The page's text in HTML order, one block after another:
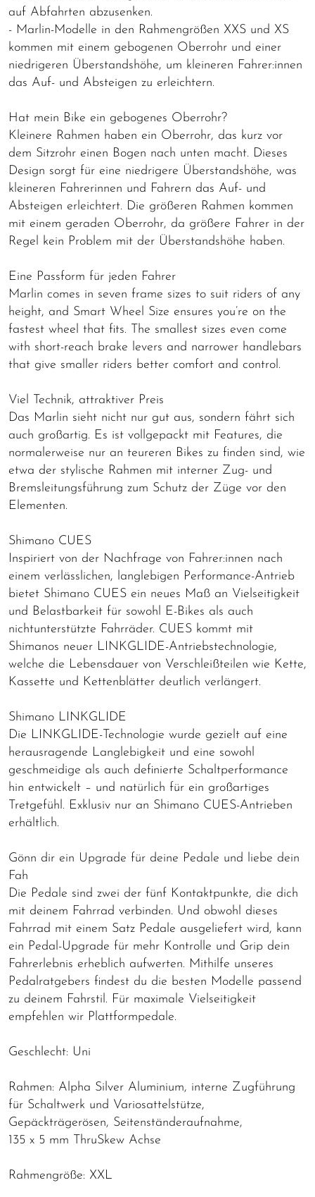
auf Abfahrten abzusenken.
- Marlin-Modelle in den Rahmengrößen XXS und XS
kommen mit einem gebogenen Oberrohr und einer
niedrigeren Überstandshöhe, um kleineren Fahrer:innen
das Auf- und Absteigen zu erleichtern.
Hat mein Bike ein gebogenes Oberrohr?
Kleinere Rahmen haben ein Oberrohr, das kurz vor
dem Sitzrohr einen Bogen nach unten macht. Dieses
Design sorgt für eine niedrigere Überstandshöhe, was
kleineren Fahrerinnen und Fahrern das Auf- und
Absteigen erleichtert. Die größeren Rahmen kommen
mit einem geraden Oberrohr, da größere Fahrer in der
Regel kein Problem mit der Überstandshöhe haben.
Eine Passform für jeden Fahrer
Marlin comes in seven frame sizes to suit riders of any
height, and Smart Wheel Size ensures you’re on the
fastest wheel that fits. The smallest sizes even come
with short-reach brake levers and narrower handlebars
that give smaller riders better comfort and control.
Viel Technik, attraktiver Preis
Das Marlin sieht nicht nur gut aus, sondern fährt sich
auch großartig. Es ist vollgepackt mit Features, die
normalerweise nur an teureren Bikes zu finden sind, wie
etwa der stylische Rahmen mit interner Zug- und
Bremsleitungsführung zum Schutz der Züge vor den
Elementen.
Shimano CUES
Inspiriert von der Nachfrage von Fahrer:innen nach
einem verlässlichen, langlebigen Performance-Antrieb
bietet Shimano CUES ein neues Maß an Vielseitigkeit
und Belastbarkeit für sowohl E-Bikes als auch
nichtunterstützte Fahrräder. CUES kommt mit
Shimanos neuer LINKGLIDE-Antriebstechnologie,
welche die Lebensdauer von Verschleißteilen wie Kette,
Kassette und Kettenblätter deutlich verlängert.
Shimano LINKGLIDE
Die LINKGLIDE-Technologie wurde gezielt auf eine
herausragende Langlebigkeit und eine sowohl
geschmeidige als auch definierte Schaltperformance
hin entwickelt – und natürlich für ein großartiges
Tretgefühl. Exklusiv nur an Shimano CUES-Antrieben
erhältlich.
Gönn dir ein Upgrade für deine Pedale und liebe dein
Fah
Die Pedale sind zwei der fünf Kontaktpunkte, die dich
mit deinem Fahrrad verbinden. Und obwohl dieses
Fahrrad mit einem Satz Pedale ausgeliefert wird, kann
ein Pedal-Upgrade für mehr Kontrolle und Grip dein
Fahrerlebnis erheblich aufwerten. Mithilfe unseres
Pedalratgebers findest du die besten Modelle passend
zu deinem Fahrstil. Für maximale Vielseitigkeit
empfehlen wir Plattformpedale.
Geschlecht: Uni
Rahmen: Alpha Silver Aluminium, interne Zugführung
für Schaltwerk und Variosattelstütze,
Gepäckträgerösen, Seitenständeraufnahme,
135 x 5 mm ThruSkew Achse
Rahmengröße: XXL